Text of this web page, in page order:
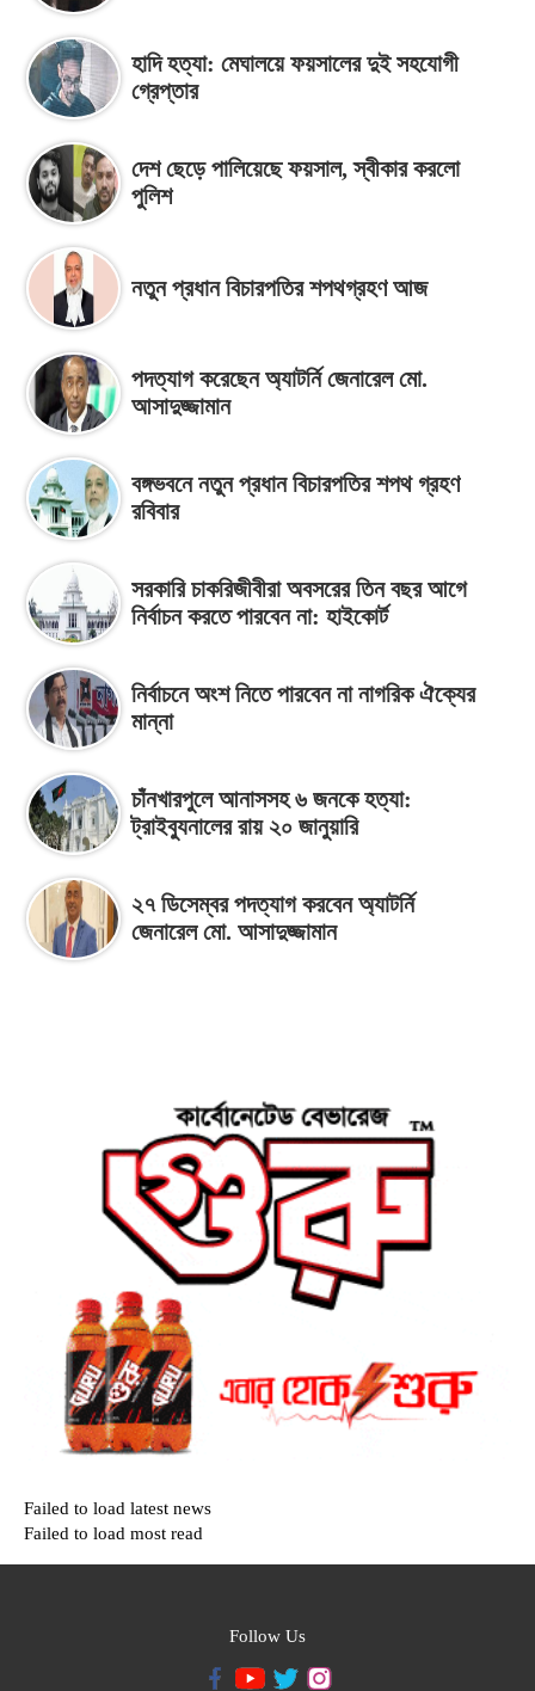
হাদি হত্যা: মেঘালয়ে ফয়সালের দুই সহযোগী
গ্রেপ্তার
দেশ ছেড়ে পালিয়েছে ফয়সাল, স্বীকার করলো
পুলিশ
নতুন প্রধান বিচারপতির শপথগ্রহণ আজ
পদত্যাগ করেছেন অ্যাটর্নি জেনারেল মো.
আসাদুজ্জামান
বঙ্গভবনে নতুন প্রধান বিচারপতির শপথ গ্রহণ
রবিবার
সরকারি চাকরিজীবীরা অবসরের তিন বছর আগে
নির্বাচন করতে পারবেন না: হাইকোর্ট
নির্বাচনে অংশ নিতে পারবেন না নাগরিক ঐক্যের
মান্না
চাঁনখারপুলে আনাসসহ ৬ জনকে হত্যা:
ট্রাইব্যুনালের রায় ২০ জানুয়ারি
২৭ ডিসেম্বর পদত্যাগ করবেন অ্যাটর্নি
জেনারেল মো. আসাদুজ্জামান
Failed to load latest news
Failed to load most read
Follow Us